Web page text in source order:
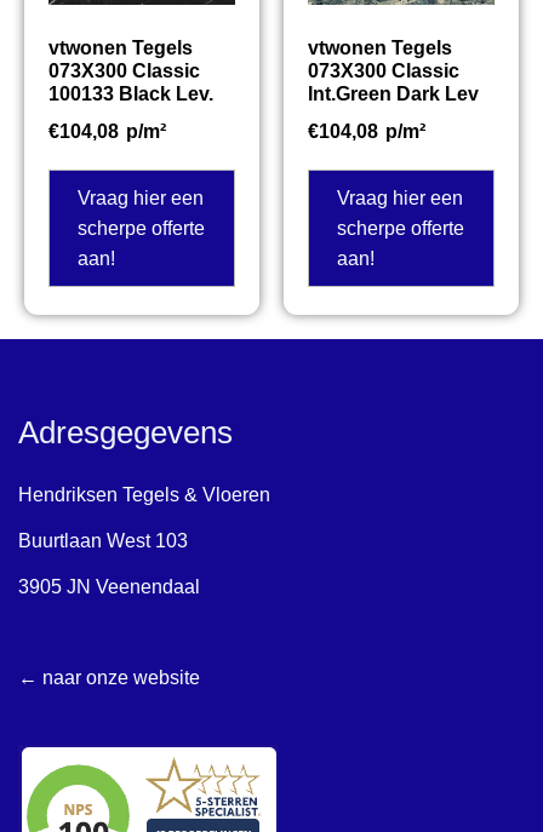
vtwonen Tegels
073X300 Classic
100133 Black Lev.
€104,08 p/m²
Vraag hier een
scherpe offerte
aan!
vtwonen Tegels
073X300 Classic
Int.Green Dark Lev
€104,08 p/m²
Vraag hier een
scherpe offerte
aan!
Adresgegevens
Hendriksen Tegels & Vloeren
Buurtlaan West 103
3905 JN Veenendaal
← naar onze website